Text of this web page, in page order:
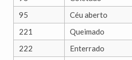
95
Céu aberto
221
Queimado
222
Enterrado